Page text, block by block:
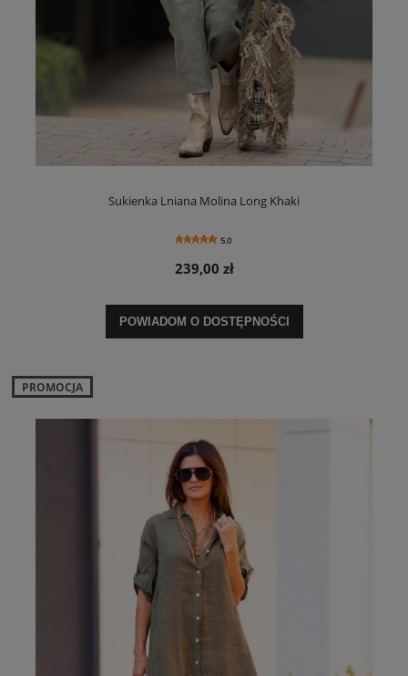
Sukienka Lniana Molina Long Khaki
5.0
239,00 zł
POWIADOM O DOSTĘPNOŚCI
PROMOCJA